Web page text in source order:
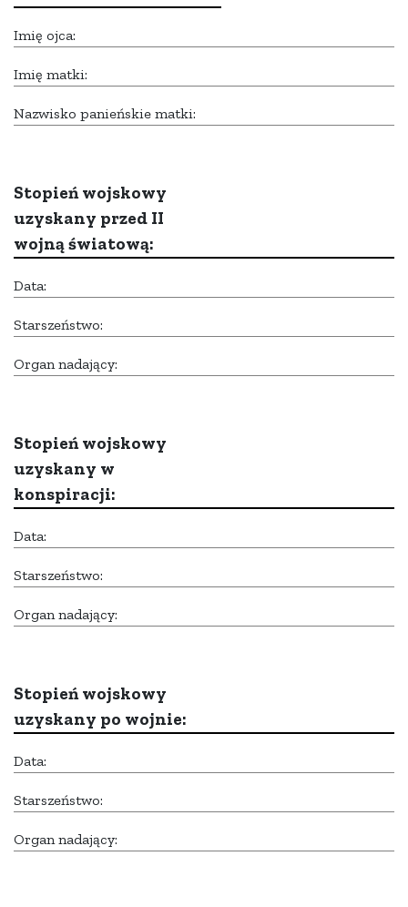
Imię ojca:
Imię matki:
Nazwisko panieńskie matki:
Stopień wojskowy
uzyskany przed II
wojną światową:
Data:
Starszeństwo:
Organ nadający:
Stopień wojskowy
uzyskany w
konspiracji:
Data:
Starszeństwo:
Organ nadający:
Stopień wojskowy
uzyskany po wojnie:
Data:
Starszeństwo:
Organ nadający: